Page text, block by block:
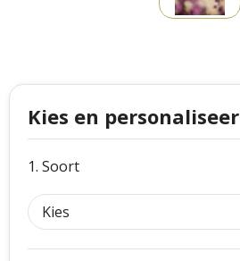
Craft
Thule
Case Logic
Mepal
Parker
Kerstspellen
Kersttassen
kerstkaarsen
Kies en personaliseer
1. Soort